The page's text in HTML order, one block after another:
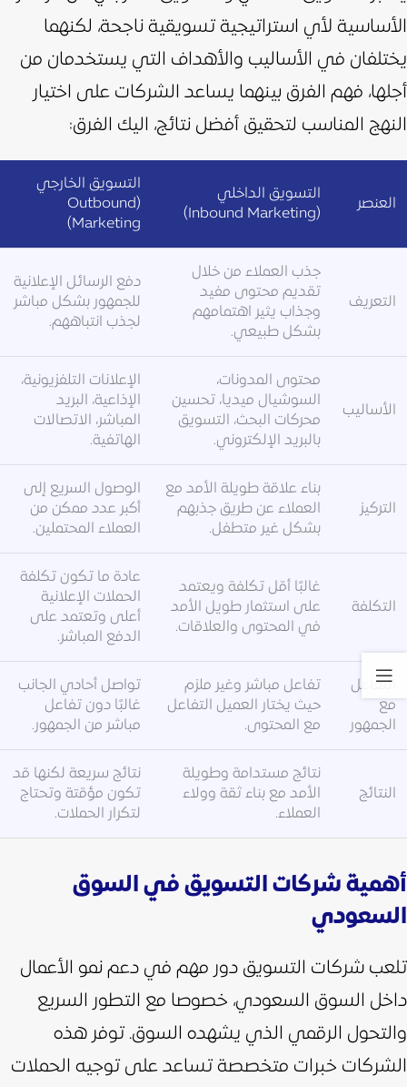
الأساسية لأي استراتيجية تسويقية ناجحة، لكنهما
يختلفان في الأساليب والأهداف التي يستخدمان من
أجلها، فهم الفرق بينهما يساعد الشركات على اختيار
النهج المناسب لتحقيق أفضل نتائج، اليك الفرق:
العنصر
التسويق الداخلي
(Inbound Marketing)
التسويق الخارجي
(Outbound
Marketing)
التعريف
جذب العملاء من خلال
تقديم محتوى مفيد
وجذاب يثير اهتمامهم
بشكل طبيعي.
دفع الرسائل الإعلانية
للجمهور بشكل مباشر
لجذب انتباههم.
الأساليب
محتوى المدونات،
السوشيال ميديا، تحسين
محركات البحث، التسويق
بالبريد الإلكتروني.
الإعلانات التلفزيونية،
الإذاعية، البريد
المباشر، الاتصالات
الهاتفية.
التركيز
بناء علاقة طويلة الأمد مع
العملاء عن طريق جذبهم
بشكل غير متطفل.
الوصول السريع إلى
أكبر عدد ممكن من
العملاء المحتملين.
التكلفة
غالبًا أقل تكلفة ويعتمد
على استثمار طويل الأمد
في المحتوى والعلاقات.
عادة ما تكون تكلفة
الحملات الإعلانية
أعلى وتعتمد على
الدفع المباشر.
التفاعل
مع
الجمهور
تفاعل مباشر وغير ملزم
حيث يختار العميل التفاعل
مع المحتوى.
تواصل أحادي الجانب
غالبًا دون تفاعل
مباشر من الجمهور.
النتائج
نتائج مستدامة وطويلة
الأمد مع بناء ثقة وولاء
العملاء.
نتائج سريعة لكنها قد
تكون مؤقتة وتحتاج
لتكرار الحملات.
أهمية شركات التسويق في السوق
السعودي
تلعب شركات التسويق دور مهم في دعم نمو الأعمال
داخل السوق السعودي، خصوصا مع التطور السريع
والتحول الرقمي الذي يشهده السوق. توفر هذه
الشركات خبرات متخصصة تساعد على توجيه الحملات